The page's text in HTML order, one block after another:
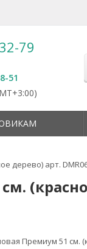
79
51
дерево) арт.
Премиум 51 см.